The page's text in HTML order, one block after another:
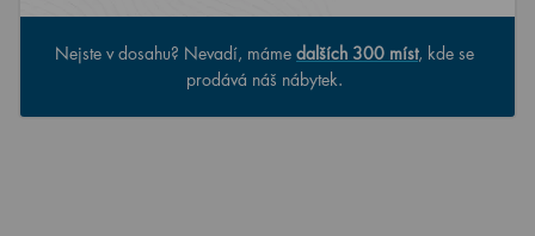
Nejste v dosahu? Nevadí, máme dalších 300 míst, kde se
prodává náš nábytek.